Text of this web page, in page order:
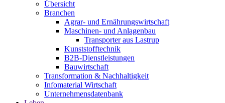
Übersicht
Branchen
Agrar- und Ernährungswirtschaft
Maschinen- und Anlagenbau
Transporter aus Lastrup
Kunststofftechnik
B2B-Dienstleistungen
Bauwirtschaft
Transformation & Nachhaltigkeit
Infomaterial Wirtschaft
Unternehmensdatenbank